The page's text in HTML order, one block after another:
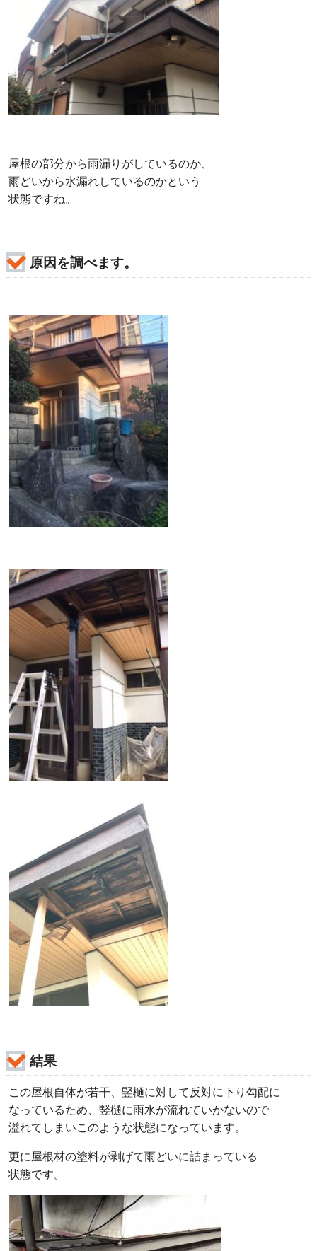
屋根の部分から雨漏りがしているのか、
雨どいから水漏れしているのかという
状態ですね。
原因を調べます。
結果
この屋根自体が若干、竪樋に対して反対に下り勾配に
なっているため、竪樋に雨水が流れていかないので
溢れてしまいこのような状態になっています。
更に屋根材の塗料が剥げて雨どいに詰まっている
状態です。